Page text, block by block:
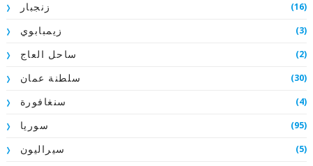
زنجبار (16)
زيمبابوي (3)
ساحل العاج (2)
سلطنة عمان (30)
سنغافورة (4)
سوريا (95)
سيراليون (5)